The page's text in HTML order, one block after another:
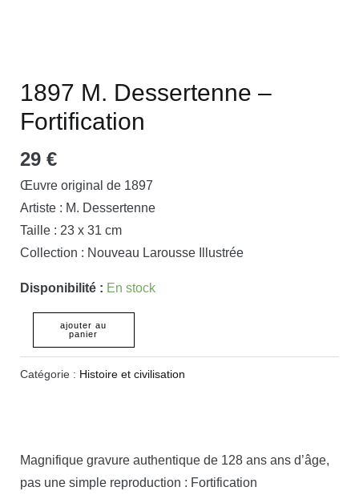
1897 M. Dessertenne –
Fortification
29 €
Œuvre original de 1897
Artiste : M. Dessertenne
Taille : 23 x 31 cm
Collection : Nouveau Larousse Illustrée
Disponibilité : En stock
ajouter au
panier
Catégorie : Histoire et civilisation
Magnifique gravure authentique de 128 ans ans d’âge,
pas une simple reproduction : Fortification